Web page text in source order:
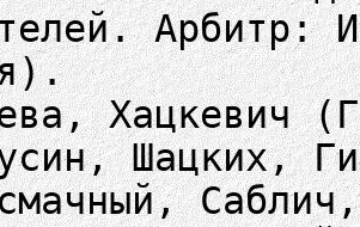
Арбитр:
Хацкевич
Шацких,